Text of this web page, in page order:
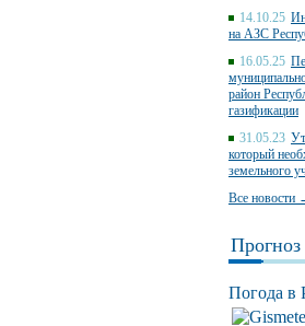
14.10.25
на АЗС
16.05.25
район
газификации
31.05.23
который
земельного
Все новости
Погода в